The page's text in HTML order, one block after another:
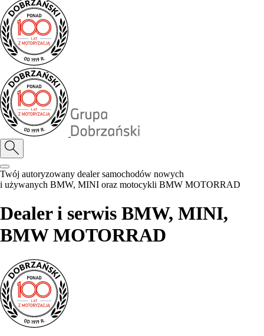
Twój autoryzowany dealer samochodów nowych
i używanych BMW, MINI oraz motocykli BMW MOTORRAD
Dealer i serwis BMW, MINI,
BMW MOTORRAD